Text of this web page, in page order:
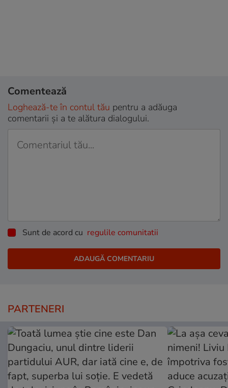
Comentează
Loghează-te în contul tău pentru a adăuga
comentarii și a te alătura dialogului.
Sunt de acord cu regulile comunitatii
PARTENERI